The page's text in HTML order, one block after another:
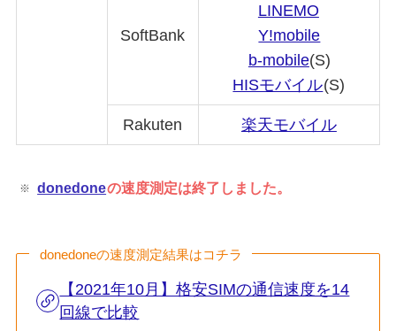
SoftBank
LINEMO
Y!mobile
b-mobile(S)
HISモバイル(S)
Rakuten 楽天モバイル
donedoneの速度測定は終了しました。
donedoneの速度測定結果はコチラ
【2021年10月】格安SIMの通信速度を14
回線で比較